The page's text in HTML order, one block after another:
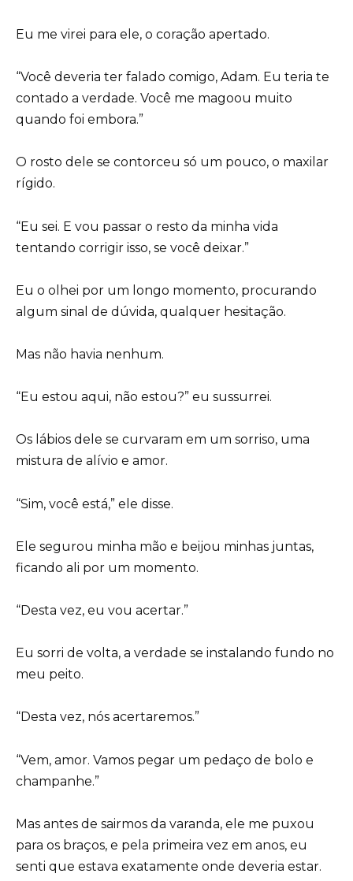
Eu me virei para ele, o coração apertado.
“Você deveria ter falado comigo, Adam. Eu teria te
contado a verdade. Você me magoou muito
quando foi embora.”
O rosto dele se contorceu só um pouco, o maxilar
rígido.
“Eu sei. E vou passar o resto da minha vida
tentando corrigir isso, se você deixar.”
Eu o olhei por um longo momento, procurando
algum sinal de dúvida, qualquer hesitação.
Mas não havia nenhum.
“Eu estou aqui, não estou?” eu sussurrei.
Os lábios dele se curvaram em um sorriso, uma
mistura de alívio e amor.
“Sim, você está,” ele disse.
Ele segurou minha mão e beijou minhas juntas,
ficando ali por um momento.
“Desta vez, eu vou acertar.”
Eu sorri de volta, a verdade se instalando fundo no
meu peito.
“Desta vez, nós acertaremos.”
“Vem, amor. Vamos pegar um pedaço de bolo e
champanhe.”
Mas antes de sairmos da varanda, ele me puxou
para os braços, e pela primeira vez em anos, eu
senti que estava exatamente onde deveria estar.